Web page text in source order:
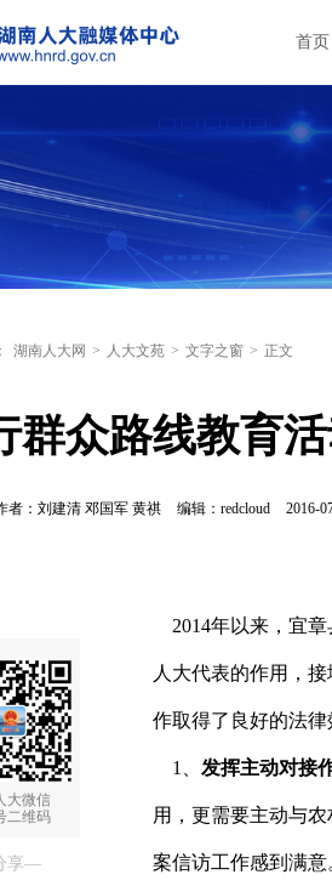
首页
湖南人大网 > 人大文苑 > 文字之窗 > 正文
群众路线教育
者：刘建清 邓国军 黄祺 编辑：redcloud 2016-
大微信
二维码
享—
2014年以来，宜章
人大代表的作用，
作取得了良好的法律
1、 发挥主动对接
用，更需要主动与
案信访工作感到满